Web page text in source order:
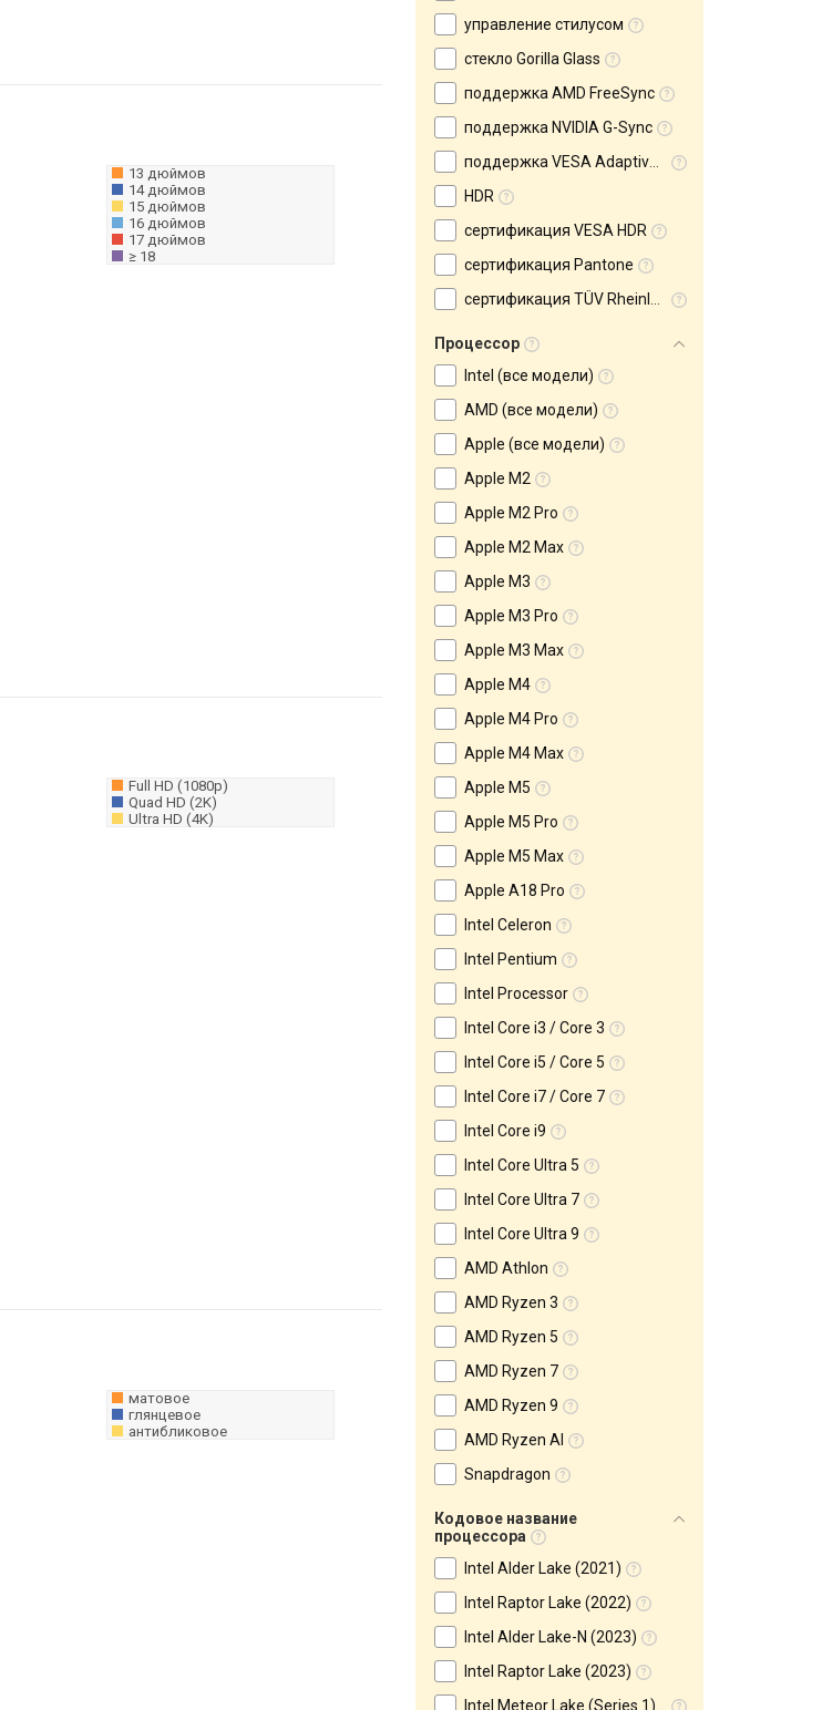
13 дюймов
14 дюймов
15 дюймов
16 дюймов
17 дюймов
≥ 18
Full HD (1080p)
Quad HD (2K)
Ultra HD (4K)
матовое
глянцевое
антибликовое
управление стилусом
стекло Gorilla Glass
поддержка AMD FreeSync
поддержка NVIDIA G-Sync
поддержка VESA Adaptive-Sync
HDR
сертификация VESA HDR
сертификация Pantone
сертификация TÜV Rheinland
Процессор
Intel (все модели)
AMD (все модели)
Apple (все модели)
Apple M2
Apple M2 Pro
Apple M2 Max
Apple M3
Apple M3 Pro
Apple M3 Max
Apple M4
Apple M4 Pro
Apple M4 Max
Apple M5
Apple M5 Pro
Apple M5 Max
Apple A18 Pro
Intel Celeron
Intel Pentium
Intel Processor
Intel Core i3 / Core 3
Intel Core i5 / Core 5
Intel Core i7 / Core 7
Intel Core i9
Intel Core Ultra 5
Intel Core Ultra 7
Intel Core Ultra 9
AMD Athlon
AMD Ryzen 3
AMD Ryzen 5
AMD Ryzen 7
AMD Ryzen 9
AMD Ryzen AI
Snapdragon
Кодовое название
процессора
Intel Alder Lake (2021)
Intel Raptor Lake (2022)
Intel Alder Lake-N (2023)
Intel Raptor Lake (2023)
Intel Meteor Lake (Series 1) (2023)